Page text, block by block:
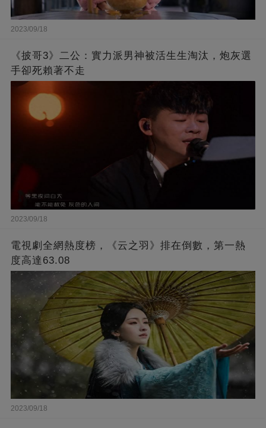
2023/09/18
《披哥3》二公：實力派男神被活生生淘汰，炮灰選
手卻死賴著不走
2023/09/18
電視劇全網熱度榜，《云之羽》排在倒數，第一熱
度高達63.08
2023/09/18